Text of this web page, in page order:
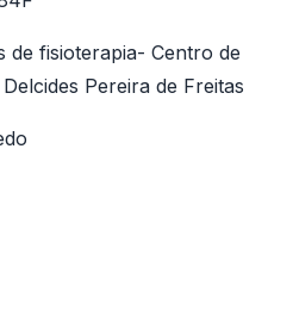
de fisioterapia- Centro de
Pereira de Freitas